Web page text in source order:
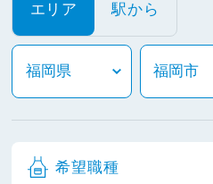
エリア 駅から
希望職種